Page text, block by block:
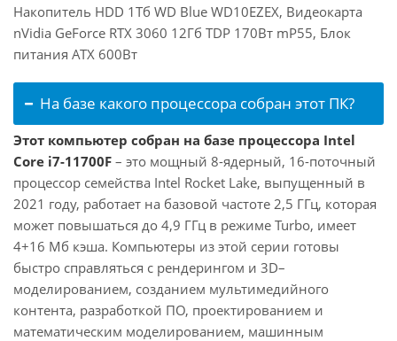
Накопитель HDD 1Тб WD Blue WD10EZEX, Видеокарта
nVidia GeForce RTX 3060 12Гб TDP 170Вт mP55, Блок
питания ATX 600Вт
На базе какого процессора собран этот ПК?
Этот компьютер собран на базе процессора Intel
Core i7-11700F – это мощный 8-ядерный, 16-поточный
процессор семейства Intel Rocket Lake, выпущенный в
2021 году, работает на базовой частоте 2,5 ГГц, которая
может повышаться до 4,9 ГГц в режиме Turbo, имеет
4+16 Мб кэша. Компьютеры из этой серии готовы
быстро справляться с рендерингом и 3D–
моделированием, созданием мультимедийного
контента, разработкой ПО, проектированием и
математическим моделированием, машинным